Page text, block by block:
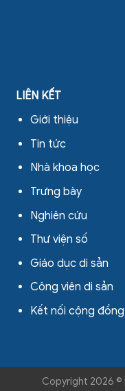
LIÊN KẾT
Giới thiệu
Tin tức
Nhà khoa học
Trưng bày
Nghiên cứu
Thư viện số
Giáo dục di sản
Công viên di sản
Kết nối cộng đồng
Copyright 2026 ©